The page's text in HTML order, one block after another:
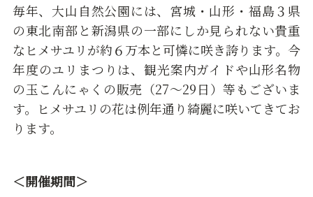
毎年、大山自然公園には、宮城・山形・福島３県
の東北南部と新潟県の一部にしか見られない貴重
なヒメサユリが約６万本と可憐に咲き誇ります。今
年度のユリまつりは、観光案内ガイドや山形名物
の玉こんにゃくの販売（27～29日）等もございま
す。ヒメサユリの花は例年通り綺麗に咲いてきてお
ります。
＜開催期間＞